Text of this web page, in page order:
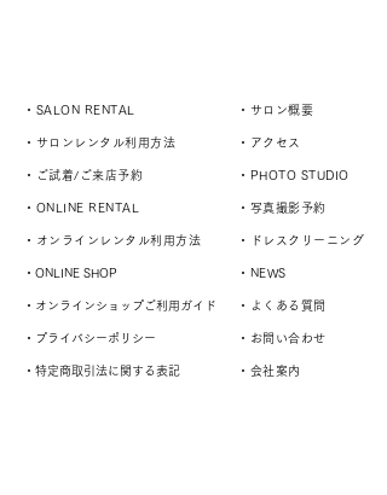
・SALON RENTAL
・サロンレンタル利用方法
・ご試着/ご来店予約
・ONLINE RENTAL
・オンラインレンタル利用方法
・ONLINE SHOP
・オンラインショップご利用ガイド
・プライバシーポリシー
・特定商取引法に関する表記
・サロン概要
・アクセス
・PHOTO STUDIO
・写真撮影予約
・ドレスクリーニング
・NEWS
・よくある質問
・お問い合わせ
・会社案内